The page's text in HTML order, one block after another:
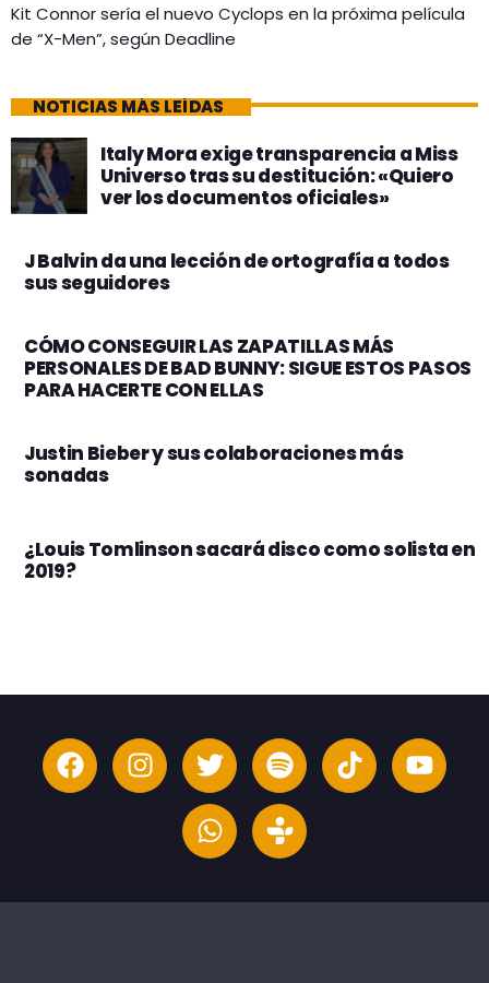
Kit Connor sería el nuevo Cyclops en la próxima película
de “X-Men”, según Deadline
NOTICIAS MÁS LEÍDAS
Italy Mora exige transparencia a Miss
Universo tras su destitución: «Quiero
ver los documentos oficiales»
J Balvin da una lección de ortografía a todos
sus seguidores
CÓMO CONSEGUIR LAS ZAPATILLAS MÁS
PERSONALES DE BAD BUNNY: SIGUE ESTOS PASOS
PARA HACERTE CON ELLAS
Justin Bieber y sus colaboraciones más
sonadas
¿Louis Tomlinson sacará disco como solista en
2019?